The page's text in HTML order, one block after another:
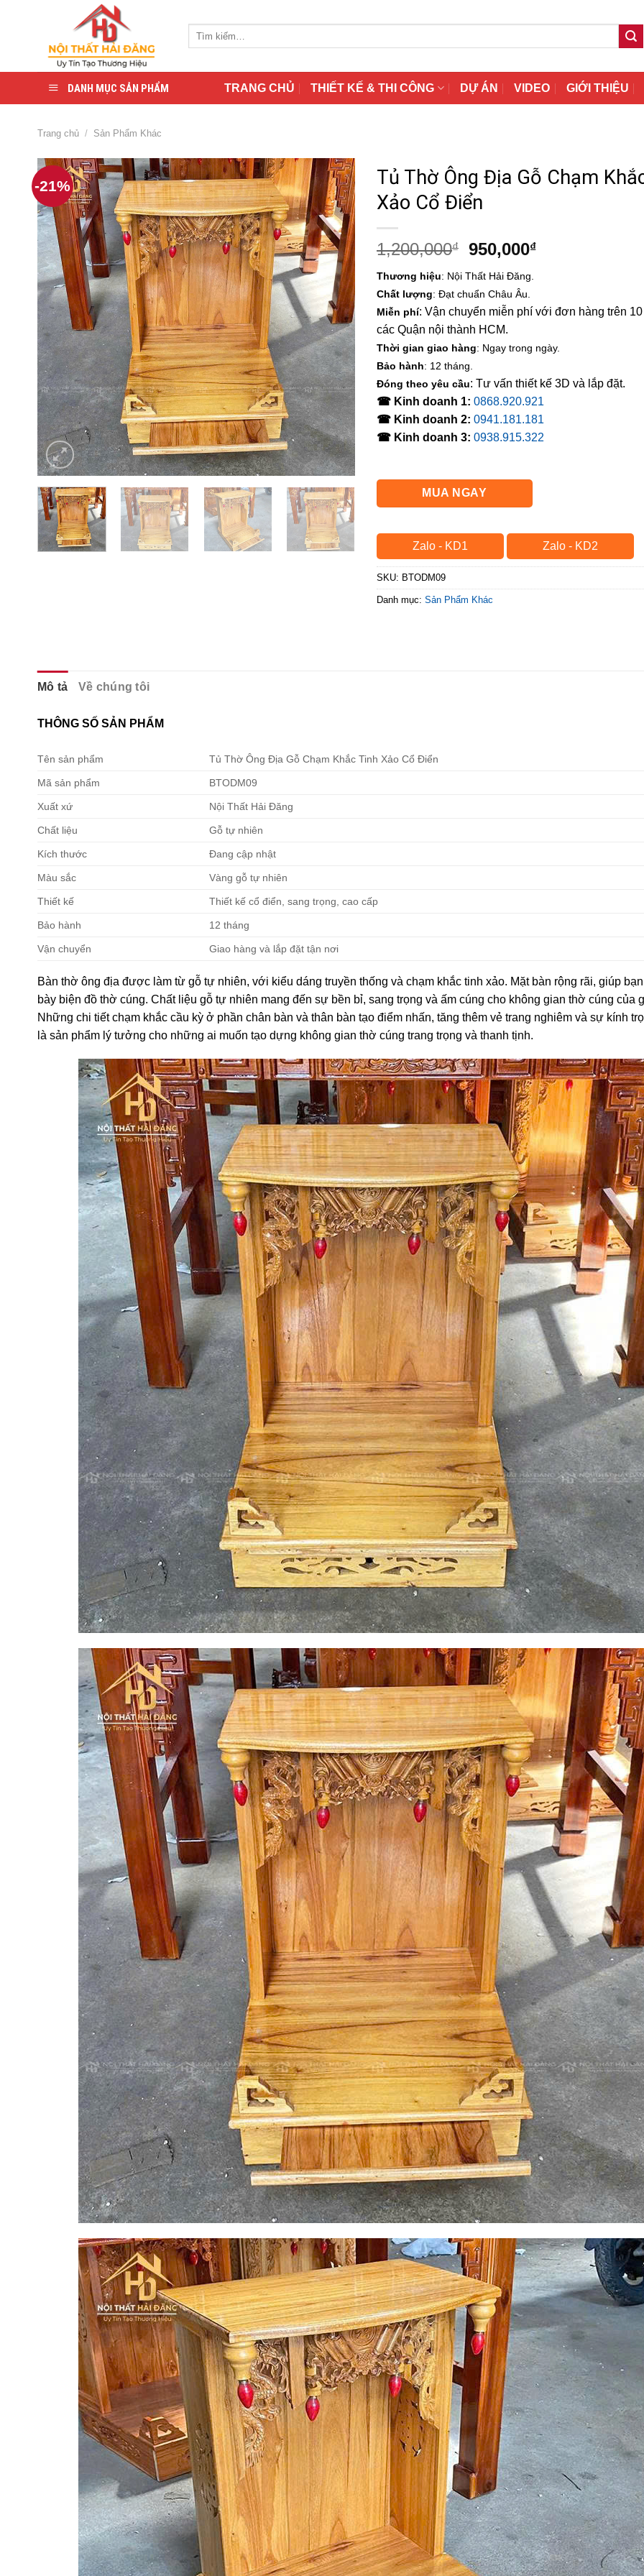
DANH MỤC SẢN PHẨM TRANG CHỦ THIẾT KẾ & THI CÔNG DỰ ÁN VIDEO GIỚI THIỆU
Trang chủ / Sản Phẩm Khác
-21%
Tủ Thờ Ông Địa Gỗ Chạm
Xảo Cổ Điển
1,200,000₫
Giá
là:
1,200,000₫.
950,000₫Giá
950,000₫.
Thương hiệu: Nội Thất Hải Đăng.
Chất lượng: Đạt chuẩn Châu Âu.
Miễn phí: Vận chuyển miễn phí với đơn hàng trên 10
các Quận nội thành HCM.
Thời gian giao hàng: Ngay trong ngày.
Bảo hành: 12 tháng.
Đóng theo yêu cầu: Tư vấn thiết kế 3D và lắp đặt.
☎ Kinh doanh 1: 0868.920.921
☎ Kinh doanh 2: 0941.181.181
☎ Kinh doanh 3: 0938.915.322
MUA NGAY
Zalo - KD1 Zalo - KD2
SKU: BTODM09
Danh mục: Sản Phẩm Khác
Mô tả Về chúng tôi
THÔNG SỐ SẢN PHẨM
Tên sản phẩm Tủ Thờ Ông Địa Gỗ Chạm Khắc Tinh Xảo Cổ Điển
Mã sản phẩm BTODM09
Xuất xứ Nội Thất Hải Đăng
Chất liệu Gỗ tự nhiên
Kích thước Đang cập nhật
Màu sắc Vàng gỗ tự nhiên
Thiết kế Thiết kế cổ điển, sang trọng, cao cấp
Bảo hành 12 tháng
Vận chuyển Giao hàng và lắp đặt tận nơi
Bàn thờ ông địa được làm từ gỗ tự nhiên, với kiểu dáng truyền thống và chạm khắc tinh xảo. Mặt bàn rộng rãi, giúp
bày biện đồ thờ cúng. Chất liệu gỗ tự nhiên mang đến sự bền bỉ, sang trọng và ấm cúng cho không gian thờ cúng của
Những chi tiết chạm khắc cầu kỳ ở phần chân bàn và thân bàn tạo điểm nhấn, tăng thêm vẻ trang nghiêm và sự kính
là sản phẩm lý tưởng cho những ai muốn tạo dựng không gian thờ cúng trang trọng và thanh tịnh.